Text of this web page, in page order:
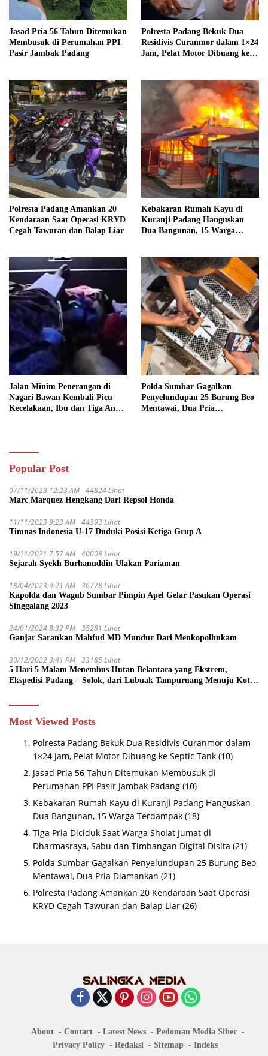
Jasad Pria 56 Tahun Ditemukan
Membusuk di Perumahan PPI
Pasir Jambak Padang
Polresta Padang Bekuk Dua
Residivis Curanmor dalam 1×24
Jam, Pelat Motor Dibuang ke
Polresta Padang Amankan 20
Kendaraan Saat Operasi KRYD
Cegah Tawuran dan Balap Liar
Kebakaran Rumah Kayu di
Kuranji Padang Hanguskan
Dua Bangunan, 15 Warga
Jalan Minim Penerangan di
Nagari Bawan Kembali Picu
Kecelakaan, Ibu dan Tiga Anak
Polda Sumbar Gagalkan
Penyelundupan 25 Burung Beo
Mentawai, Dua Pria
Popular Post
07/11/2023 12:23 AM 44824 Lihat
Marc Marquez Hengkang Dari Repsol Honda
11/11/2023 9:23 AM 44393 Lihat
Timnas Indonesia U-17 Duduki Posisi Ketiga Grup A
19/11/2021 7:57 AM 40008 Lihat
Sejarah Syekh Burhanuddin Ulakan Pariaman
18/04/2023 3:21 AM 36778 Lihat
Kapolda dan Wagub Sumbar Pimpin Apel Gelar Pasukan Operasi
Singgalang 2023
24/01/2024 8:32 PM 35281 Lihat
Ganjar Sarankan Mahfud MD Mundur Dari Menkopolhukam
30/12/2022 3:41 PM 33185 Lihat
5 Hari 5 Malam Menembus Hutan Belantara yang Ekstrem,
Ekspedisi Padang – Solok, dari Lubuak Tampuruang Menuju Koto
Most Viewed Posts
Polresta Padang Bekuk Dua Residivis Curanmor dalam
1×24 Jam, Pelat Motor Dibuang ke Septic Tank (10)
Jasad Pria 56 Tahun Ditemukan Membusuk di
Perumahan PPI Pasir Jambak Padang (10)
Kebakaran Rumah Kayu di Kuranji Padang Hanguskan
Dua Bangunan, 15 Warga Terdampak (18)
Tiga Pria Diciduk Saat Warga Sholat Jumat di
Dharmasraya, Sabu dan Timbangan Digital Disita (21)
Polda Sumbar Gagalkan Penyelundupan 25 Burung Beo
Mentawai, Dua Pria Diamankan (21)
Polresta Padang Amankan 20 Kendaraan Saat Operasi
KRYD Cegah Tawuran dan Balap Liar (26)
About Contact Latest News
Pedoman Media Siber
Privacy Policy
Redaksi Sitemap Indeks